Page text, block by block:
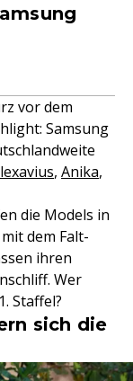
vor dem
Samsung
, Anika,
die Models in
dem Falt-
ihren
Wer
Staffel?
sich die